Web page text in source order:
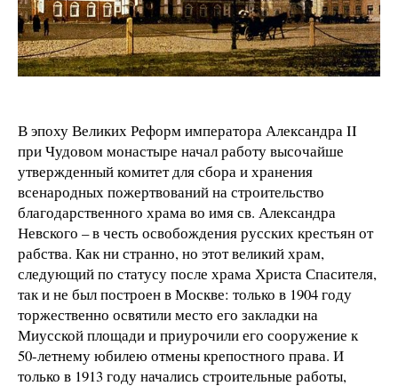
В эпоху Великих Реформ императора Александра II
при Чудовом монастыре начал работу высочайше
утвержденный комитет для сбора и хранения
всенародных пожертвований на строительство
благодарственного храма во имя св. Александра
Невского – в честь освобождения русских крестьян от
рабства. Как ни странно, но этот великий храм,
следующий по статусу после храма Христа Спасителя,
так и не был построен в Москве: только в 1904 году
торжественно освятили место его закладки на
Миусской площади и приурочили его сооружение к
50-летнему юбилею отмены крепостного права. И
только в 1913 году начались строительные работы,